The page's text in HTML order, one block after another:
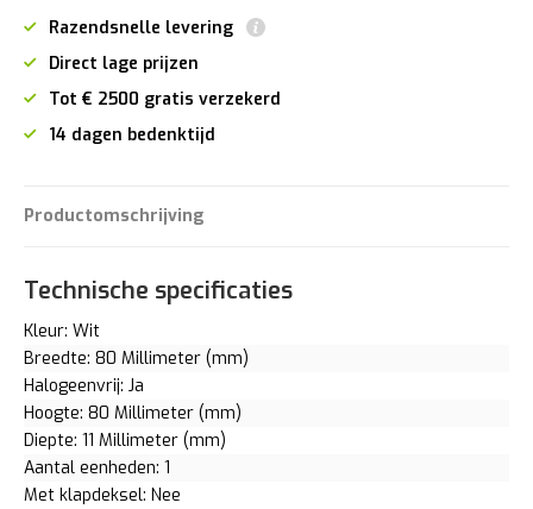
Razendsnelle levering
Direct lage prijzen
Tot € 2500 gratis verzekerd
14 dagen bedenktijd
Productomschrijving
Technische specificaties
Kleur: Wit
Breedte: 80 Millimeter (mm)
Halogeenvrij: Ja
Hoogte: 80 Millimeter (mm)
Diepte: 11 Millimeter (mm)
Aantal eenheden: 1
Met klapdeksel: Nee